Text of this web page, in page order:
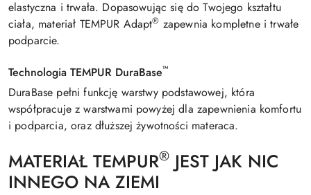
elastyczna i trwała. Dopasowując się do Twojego kształtu
ciała, materiał TEMPUR Adapt® zapewnia kompletne i trwałe
podparcie.
Technologia TEMPUR DuraBase™
DuraBase pełni funkcję warstwy podstawowej, która
współpracuje z warstwami powyżej dla zapewnienia komfortu
i podparcia, oraz dłuższej żywotności materaca.
MATERIAŁ TEMPUR® JEST JAK NIC
INNEGO NA ZIEMI